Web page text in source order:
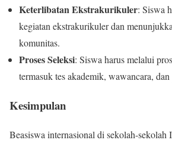
Keterlibatan Ekstrakurikuler: Siswa
kegiatan ekstrakurikuler dan
komunitas.
Proses Seleksi: Siswa harus melalui
termasuk tes akademik, wawancara,
Kesimpulan
Beasiswa internasional di sekolah-sekolah